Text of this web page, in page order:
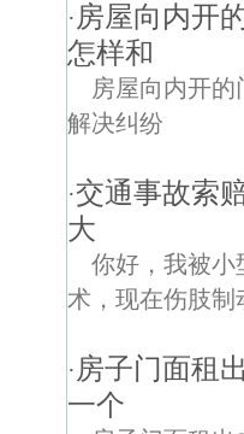
· 房屋向内开
怎样和
房屋向内开
解决纠纷
·交通事故索
大
你好，我被小
术，现在伤肢
· 房子门面租
一个